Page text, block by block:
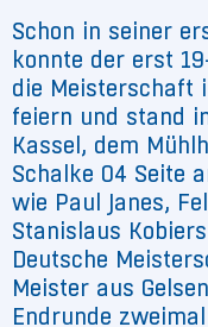
Schon in seiner
konnte der erst
die Meisterschaft
feiern und stand
Kassel, dem
Schalke 04 Seite
wie Paul Janes,
Stanislaus
Deutsche
Meister aus
Endrunde